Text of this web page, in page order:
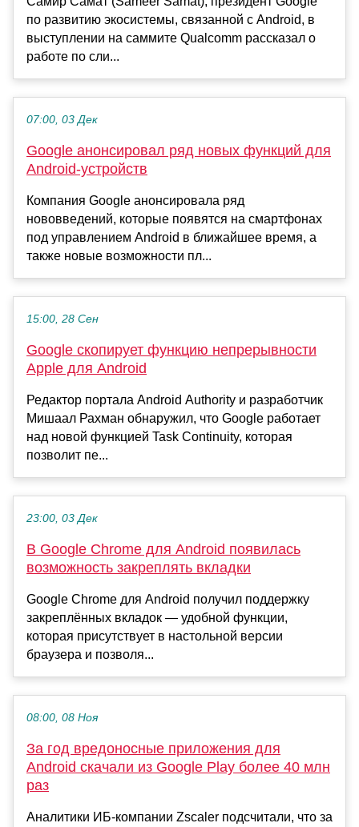
по развитию экосистемы, связанной с Android, в
выступлении на саммите Qualcomm рассказал о
работе по сли...
07:00, 03 Дек
Google анонсировал ряд новых функций для
Android-устройств
Компания Google анонсировала ряд
нововведений, которые появятся на смартфонах
под управлением Android в ближайшее время, а
также новые возможности пл...
15:00, 28 Сен
Google скопирует функцию непрерывности
Apple для Android
Редактор портала Android Authority и разработчик
Мишаал Рахман обнаружил, что Google работает
над новой функцией Task Continuity, которая
позволит пе...
23:00, 03 Дек
В Google Chrome для Android появилась
возможность закреплять вкладки
Google Chrome для Android получил поддержку
закреплённых вкладок — удобной функции,
которая присутствует в настольной версии
браузера и позволя...
08:00, 08 Ноя
За год вредоносные приложения для
Android скачали из Google Play более 40 млн
раз
Аналитики ИБ-компании Zscaler подсчитали, что за